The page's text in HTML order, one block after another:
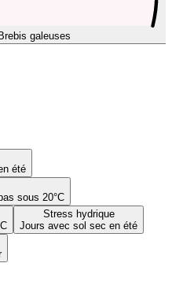
Brebis galeuses
été
sous 20°C
Stress hydrique
Jours avec sol sec en été